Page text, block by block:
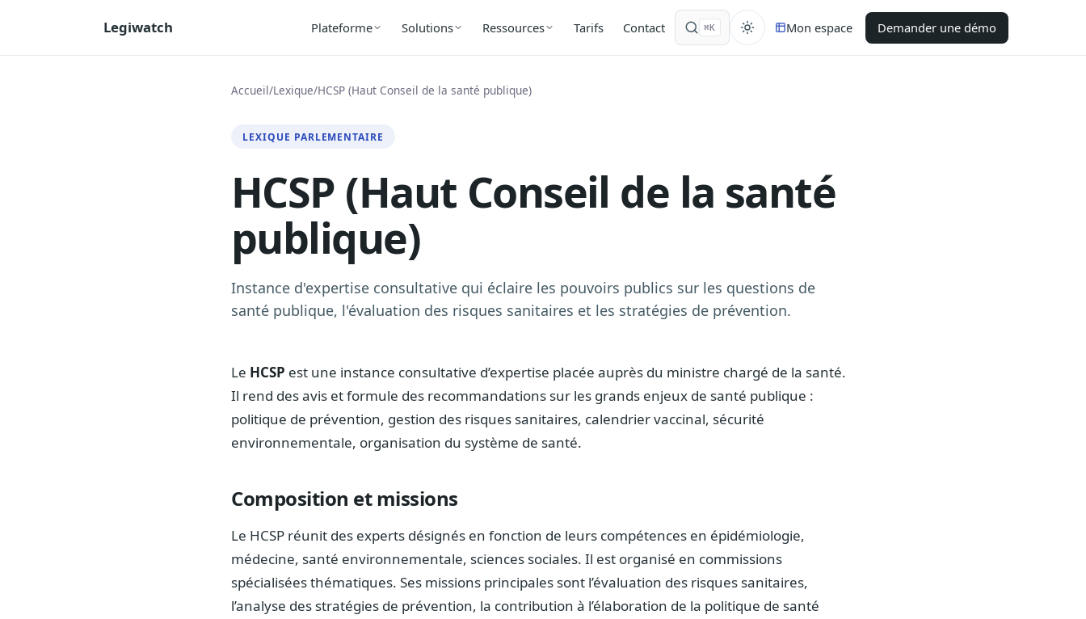
Legiwatch Plateforme Solutions Ressources Tarifs Contact ⌘K Mon espace Demander une démo
Accueil/Lexique/HCSP (Haut Conseil de la santé publique)
LEXIQUE PARLEMENTAIRE
HCSP (Haut Conseil de la santé
publique)
Instance d'expertise consultative qui éclaire les pouvoirs publics sur les questions de
santé publique, l'évaluation des risques sanitaires et les stratégies de prévention.
Le HCSP est une instance consultative d’expertise placée auprès du ministre chargé de la santé.
Il rend des avis et formule des recommandations sur les grands enjeux de santé publique :
politique de prévention, gestion des risques sanitaires, calendrier vaccinal, sécurité
environnementale, organisation du système de santé.
Composition et missions
Le HCSP réunit des experts désignés en fonction de leurs compétences en épidémiologie,
médecine, santé environnementale, sciences sociales. Il est organisé en commissions
spécialisées thématiques. Ses missions principales sont l’évaluation des risques sanitaires,
l’analyse des stratégies de prévention, la contribution à l’élaboration de la politique de santé